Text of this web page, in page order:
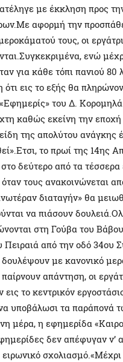
με έκκληση προς
αφορμή την
τους, οι
ενώ
για κάθε τόπι πανιού 80
ότι εις το εξής θα
του Δ.
καθώς εκείνη την εποχή
της απολύτου ανάγκης
το πρωί της 14ης
στο δεύτερο από τα
όταν τους ανακοινώνεται
διαταγήν» θα
να πιάσουν
στη Γούβα του
Πειραιά από την οδό 34ου
δουλέψουν με κανονικό
απάντηση, οι
το κεντρικόν
υποβάλωσι τα παράπονά
μέρα, η εφημερίδα
δεν απέφυγαν ν’